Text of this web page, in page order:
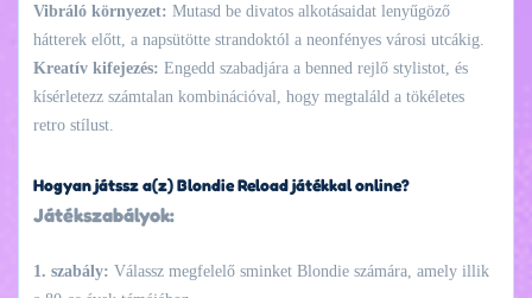
Vibráló környezet: Mutasd be divatos alkotásaidat lenyűgöző
hátterek előtt, a napsütötte strandoktól a neonfényes városi utcákig.
Kreatív kifejezés: Engedd szabadjára a benned rejlő stylistot, és
kísérletezz számtalan kombinációval, hogy megtaláld a tökéletes
retro stílust.
Hogyan játssz a(z) Blondie Reload játékkal online?
Játékszabályok:
1. szabály: Válassz megfelelő sminket Blondie számára, amely illik